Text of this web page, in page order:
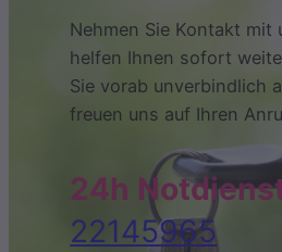
Nehmen Sie Kontakt mit
helfen Ihnen sofort
Sie vorab unverbindlich
freuen uns auf Ihren
24h
22145965